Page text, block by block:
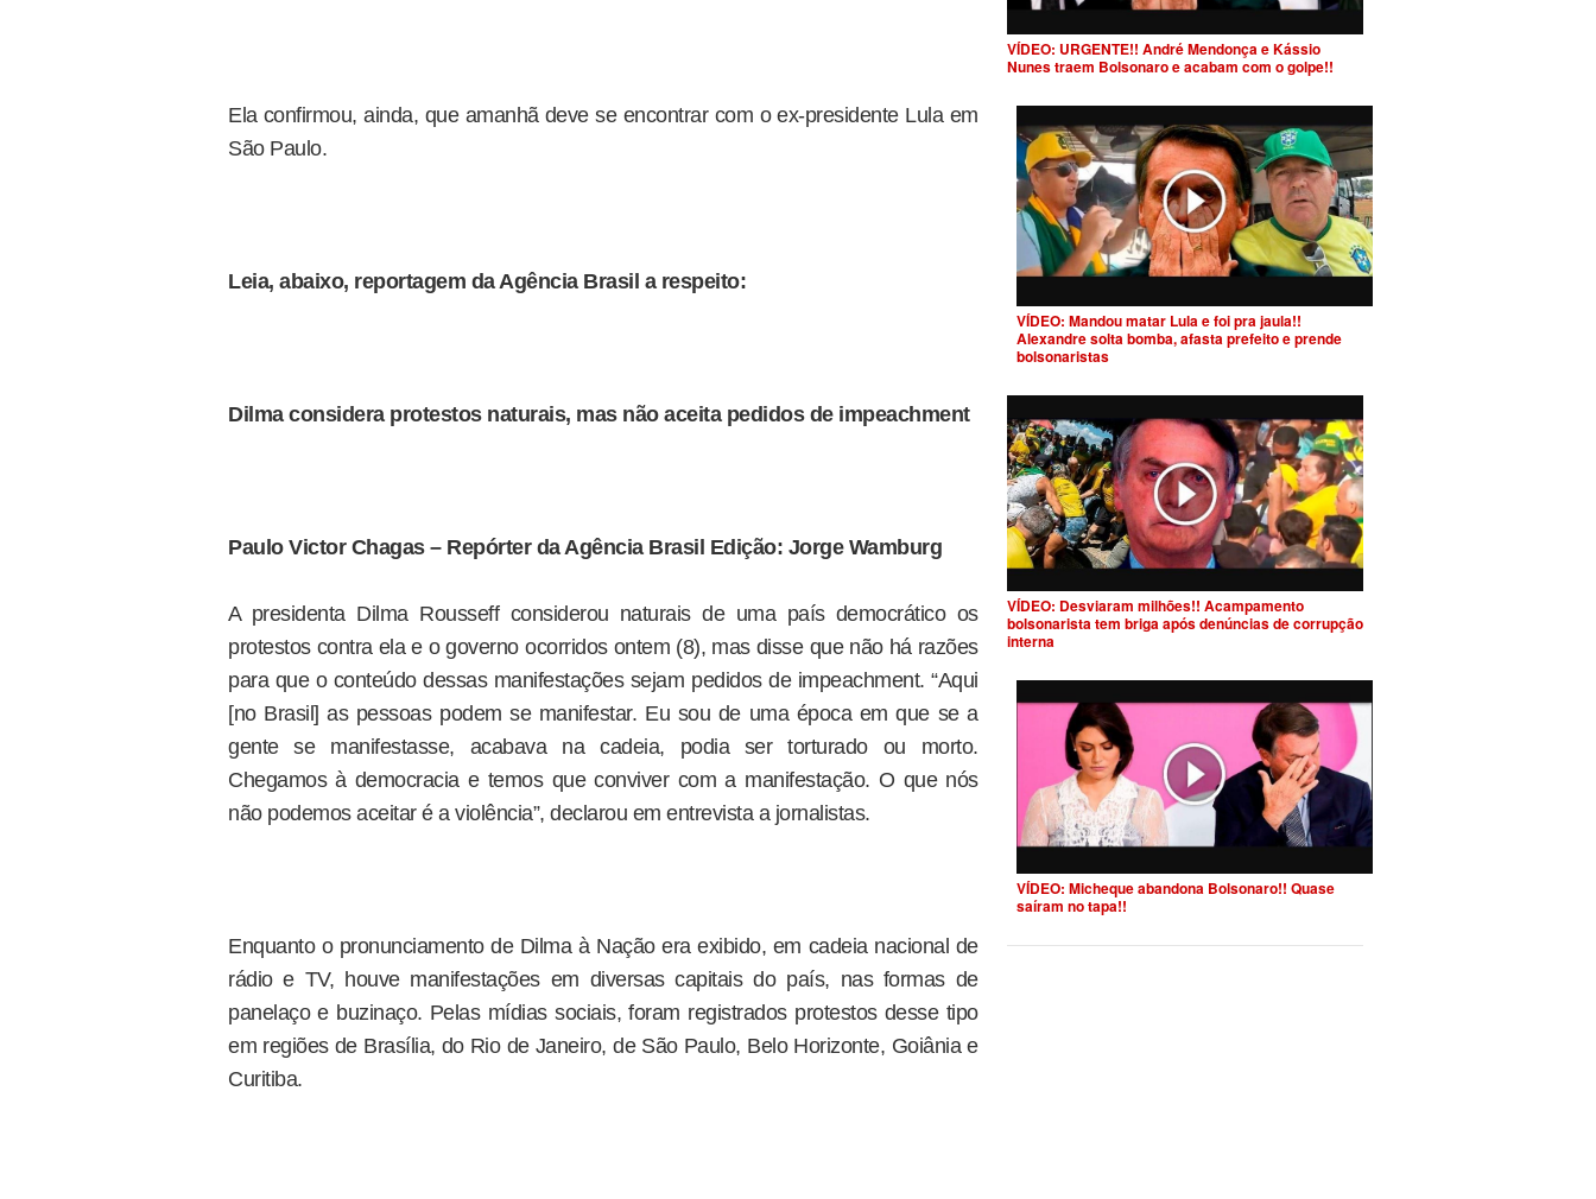
Ela confirmou, ainda, que amanhã deve se encontrar com o ex-presidente Lula em
São Paulo.
Leia, abaixo, reportagem da Agência Brasil a respeito:
Dilma considera protestos naturais, mas não aceita pedidos de impeachment
Paulo Victor Chagas – Repórter da Agência Brasil Edição: Jorge Wamburg
A presidenta Dilma Rousseff considerou naturais de uma país democrático os
protestos contra ela e o governo ocorridos ontem (8), mas disse que não há razões
para que o conteúdo dessas manifestações sejam pedidos de impeachment. “Aqui
[no Brasil] as pessoas podem se manifestar. Eu sou de uma época em que se a
gente se manifestasse, acabava na cadeia, podia ser torturado ou morto.
Chegamos à democracia e temos que conviver com a manifestação. O que nós
não podemos aceitar é a violência”, declarou em entrevista a jornalistas.
Enquanto o pronunciamento de Dilma à Nação era exibido, em cadeia nacional de
rádio e TV, houve manifestações em diversas capitais do país, nas formas de
panelaço e buzinaço. Pelas mídias sociais, foram registrados protestos desse tipo
em regiões de Brasília, do Rio de Janeiro, de São Paulo, Belo Horizonte, Goiânia e
Curitiba.
VÍDEO: URGENTE!! André Mendonça e Kássio
Nunes traem Bolsonaro e acabam com o golpe!!
VÍDEO: Mandou matar Lula e foi pra jaula!!
Alexandre solta bomba, afasta prefeito e prende
bolsonaristas
VÍDEO: Desviaram milhões!! Acampamento
bolsonarista tem briga após denúncias de corrupção
interna
VÍDEO: Micheque abandona Bolsonaro!! Quase
saíram no tapa!!